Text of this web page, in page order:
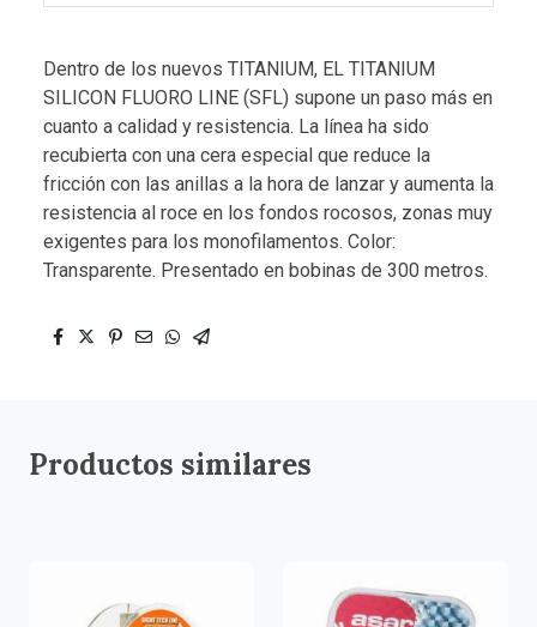
Dentro de los nuevos TITANIUM, EL TITANIUM
SILICON FLUORO LINE (SFL) supone un paso más en
cuanto a calidad y resistencia. La línea ha sido
recubierta con una cera especial que reduce la
fricción con las anillas a la hora de lanzar y aumenta la
resistencia al roce en los fondos rocosos, zonas muy
exigentes para los monofilamentos. Color:
Transparente. Presentado en bobinas de 300 metros.
Productos similares